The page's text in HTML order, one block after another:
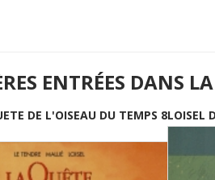
ENTRÉES DANS
DE L'OISEAU DU TEMPS 8LOISEL